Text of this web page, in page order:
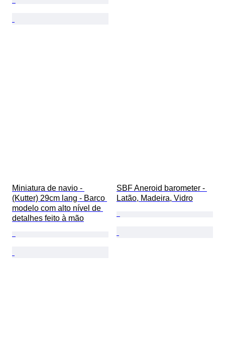
Miniatura de navio -
(Kutter) 29cm lang - Barco
modelo com alto nível de
detalhes feito à mão
SBF Aneroid barometer -
Latão, Madeira, Vidro